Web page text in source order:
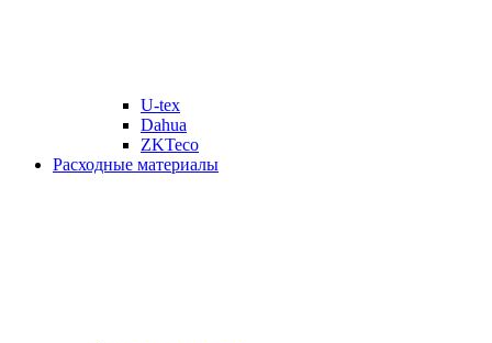
U-tex
Dahua
ZKTeco
Расходные материалы